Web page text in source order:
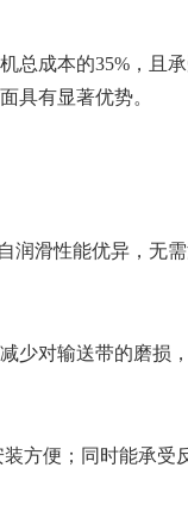
总成本的35%，且
具有显著优势。
润滑性能优异，无
少对输送带的磨损
方便；同时能承受